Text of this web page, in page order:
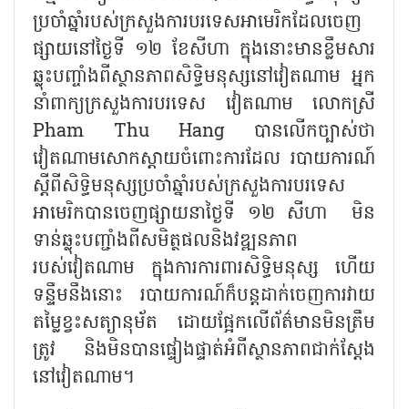
ប្រចាំឆ្នាំរបស់ក្រសួងការបរទេសអាមេរិកដែលចេញ
ផ្សាយនៅថ្ងៃទី ១២ ខែសីហា ក្នុងនោះមានខ្លឹមសារ
ឆ្លុះបញ្ចាំងពីស្ថានភាពសិទ្ធិមនុស្សនៅវៀតណាម អ្នក
នាំពាក្យក្រសួងការបរទេស វៀតណាម លោកស្រី
Pham Thu Hang បានលើកច្បាស់ថា
វៀតណាមសោកស្តាយចំពោះការដែល របាយការណ៍
ស្តីពីសិទ្ធិមនុស្សប្រចាំឆ្នាំរបស់ក្រសួងការបរទេស
អាមេរិកបានចេញផ្សាយនាថ្ងៃទី ១២ សីហា មិន
ទាន់ឆ្លុះបញ្ជាំងពីសមិត្ថផលនិងវឌ្ឍនភាព
របស់វៀតណាម ក្នុងការការពារសិទ្ធិមនុស្ស ហើយ
ទន្ទឹមនឹងនោះ របាយការណ៍ក៏បន្តដាក់ចេញការវាយ
តម្លៃខ្វះសត្យានុម័ត ដោយផ្អែកលើព័ត៌មានមិនត្រឹម
ត្រូវ និងមិនបានផ្ទៀងផ្ទាត់អំពីស្ថានភាពជាក់ស្តែង
នៅវៀតណាម។